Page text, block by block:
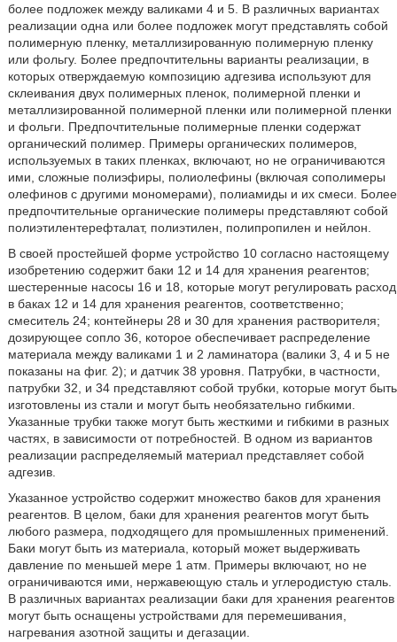
более подложек между валиками 4 и 5. В различных вариантах
реализации одна или более подложек могут представлять собой
полимерную пленку, металлизированную полимерную пленку
или фольгу. Более предпочтительны варианты реализации, в
которых отверждаемую композицию адгезива используют для
склеивания двух полимерных пленок, полимерной пленки и
металлизированной полимерной пленки или полимерной пленки
и фольги. Предпочтительные полимерные пленки содержат
органический полимер. Примеры органических полимеров,
используемых в таких пленках, включают, но не ограничиваются
ими, сложные полиэфиры, полиолефины (включая сополимеры
олефинов с другими мономерами), полиамиды и их смеси. Более
предпочтительные органические полимеры представляют собой
полиэтилентерефталат, полиэтилен, полипропилен и нейлон.
В своей простейшей форме устройство 10 согласно настоящему
изобретению содержит баки 12 и 14 для хранения реагентов;
шестеренные насосы 16 и 18, которые могут регулировать расход
в баках 12 и 14 для хранения реагентов, соответственно;
смеситель 24; контейнеры 28 и 30 для хранения растворителя;
дозирующее сопло 36, которое обеспечивает распределение
материала между валиками 1 и 2 ламинатора (валики 3, 4 и 5 не
показаны на фиг. 2); и датчик 38 уровня. Патрубки, в частности,
патрубки 32, и 34 представляют собой трубки, которые могут быть
изготовлены из стали и могут быть необязательно гибкими.
Указанные трубки также могут быть жесткими и гибкими в разных
частях, в зависимости от потребностей. В одном из вариантов
реализации распределяемый материал представляет собой
адгезив.
Указанное устройство содержит множество баков для хранения
реагентов. В целом, баки для хранения реагентов могут быть
любого размера, подходящего для промышленных применений.
Баки могут быть из материала, который может выдерживать
давление по меньшей мере 1 атм. Примеры включают, но не
ограничиваются ими, нержавеющую сталь и углеродистую сталь.
В различных вариантах реализации баки для хранения реагентов
могут быть оснащены устройствами для перемешивания,
нагревания азотной защиты и дегазации.